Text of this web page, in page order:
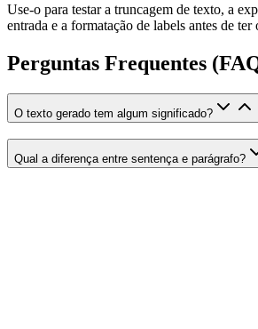
Use-o para testar a truncagem de texto, a
entrada e a formatação de labels antes de
Perguntas Frequentes
O texto gerado tem algum significado?
Qual a diferença entre sentença e parágrafo?